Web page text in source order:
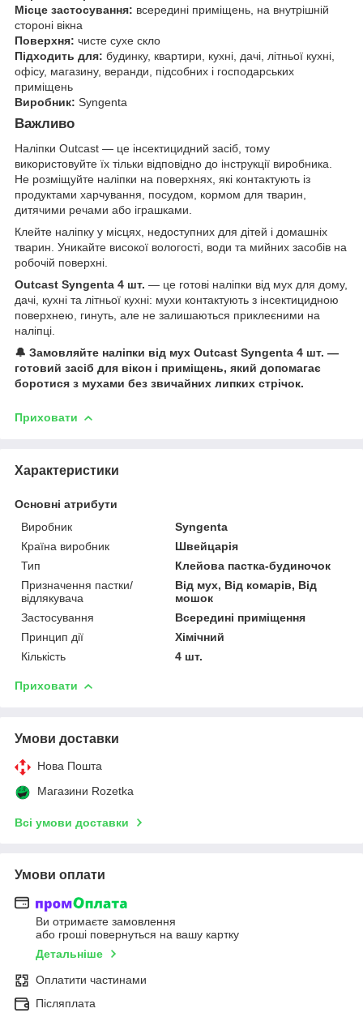
Місце застосування: всередині приміщень, на внутрішній
стороні вікна
Поверхня: чисте сухе скло
Підходить для: будинку, квартири, кухні, дачі, літньої кухні,
офісу, магазину, веранди, підсобних і господарських
приміщень
Виробник: Syngenta
Важливо
Наліпки Outcast — це інсектицидний засіб, тому
використовуйте їх тільки відповідно до інструкції виробника.
Не розміщуйте наліпки на поверхнях, які контактують із
продуктами харчування, посудом, кормом для тварин,
дитячими речами або іграшками.
Клейте наліпку у місцях, недоступних для дітей і домашніх
тварин. Уникайте високої вологості, води та мийних засобів на
робочій поверхні.
Outcast Syngenta 4 шт. — це готові наліпки від мух для дому,
дачі, кухні та літньої кухні: мухи контактують з інсектицидною
поверхнею, гинуть, але не залишаються приклеєними на
наліпці.
🔔 Замовляйте наліпки від мух Outcast Syngenta 4 шт. —
готовий засіб для вікон і приміщень, який допомагає
боротися з мухами без звичайних липких стрічок.
Приховати
Характеристики
Основні атрибути
Виробник
Syngenta
Країна виробник
Швейцарія
Тип
Клейова пастка-будиночок
Призначення пастки/
відлякувача
Від мух, Від комарів, Від
мошок
Застосування
Всередині приміщення
Принцип дії
Хімічний
Кількість
4 шт.
Приховати
Умови доставки
Нова Пошта
Магазини Rozetka
Всі умови доставки
Умови оплати
Ви отримаєте замовлення
або гроші повернуться на вашу картку
Детальніше
Оплатити частинами
Післяплата